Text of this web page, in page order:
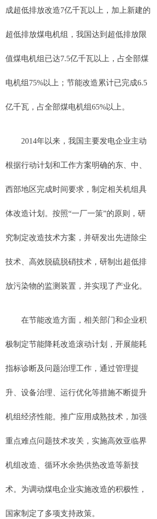
成超低排放改造7亿千瓦以上，加上新建的
超低排放煤电机组，我国达到超低排放限
值煤电机组已达7.5亿千瓦以上，占全部煤
电机组75%以上；节能改造累计已完成6.5
亿千瓦，占全部煤电机组65%以上。
2014年以来，我国主要发电企业主动
根据行动计划和工作方案明确的东、中、
西部地区完成时间要求，制定相关机组具
体改造计划。按照“一厂一策”的原则，研
究制定改造技术方案，并研发出先进除尘
技术、高效脱硫脱硝技术，研制出超低排
放污染物的监测装置，并实现了产业化。
在节能改造方面，相关部门和企业积
极制定节能降耗改造滚动计划，开展能耗
指标诊断及问题治理工作，通过管理提
升、设备治理、运行优化等措施不断提升
机组经济性能。推广应用成熟技术，加强
重点难点问题技术攻关，实施高效亚临界
机组改造、循环水余热供热改造等新技
术。为调动煤电企业实施改造的积极性，
国家制定了多项支持政策。